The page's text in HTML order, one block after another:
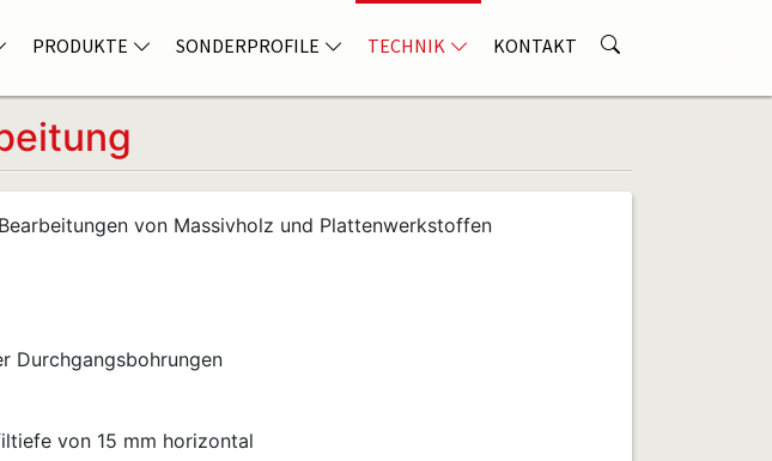
PRODUKTE SONDERPROFILE TECHNIK KONTAKT
von Massivholz und Plattenwerkstoffen
Durchgangsbohrungen
von 15 mm horizontal